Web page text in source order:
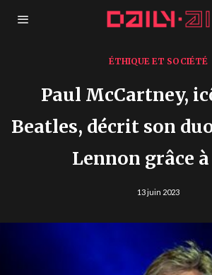
ÉTHIQUE ET SOCIÉTÉ
Paul McCartney,
Beatles, décrit son
Lennon grâce
13 juin 2023